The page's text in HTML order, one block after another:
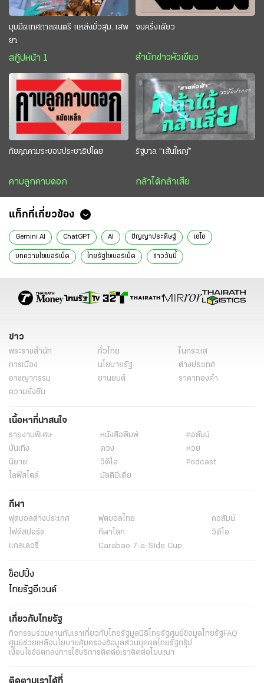
มุมมืดเทศกาลดนตรี แหล่งมั่วสุม..เสพ
ยา
สกู๊ปหน้า 1
จบครึ่งเดียว
สำนักข่าวหัวเขียว
ภัยคุกคามระบอบประชาธิปไตย
คาบลูกคาบดอก
รัฐบาล “เส้นใหญ่”
กล้าได้กล้าเสีย
แท็กที่เกี่ยวข้อง
Gemini AI ChatGPT AI ปัญญาประดิษฐ์ เอไอ
บทความไซเบอร์เน็ต ไทยรัฐไซเบอร์เน็ต ข่าววันนี้
ข่าว
พระราชสำนัก ทั่วไทย
ในกระแส
การเมือง
นโยบายรัฐ
ต่างประเทศ
อาชญากรรม
ยานยนต์
ราคาทองคำ
ความยั่งยืน
เนื้อหาที่น่าสนใจ
รายงานพิเศษ หนังสือพิมพ์
คอลัมน์
บันเทิง
ดวง
หวย
นิยาย
วิดีโอ
Podcast
ไลฟ์สไตล์
มัลติมีเดีย
กีฬา
ฟุตบอลต่่างประเทศ ฟุตบอลไทย
คอลัมน์
ไฟต์สปอร์ต
กีฬาโลก
วิดีโอ
แกลเลอรี่
Carabao 7-a-Side Cup
ช็อปปิ้ง
ไทยรัฐอีเวนต์
เกี่ยวกับไทยรัฐ
กิจกรรมร่วมงานกับเราเกี่ยวกับไทยรัฐมูลนิธิไทยรัฐศูนย์ข้อมูลไทยรัฐFAQ
ศูนย์ช่วยเหลือนโยบายคุ้มครองข้อมูลส่วนบุคคลไทยรัฐกรุ๊ป
เงื่อนไขข้อตกลงการใช้บริการติดต่อเราติดต่อโฆษณา